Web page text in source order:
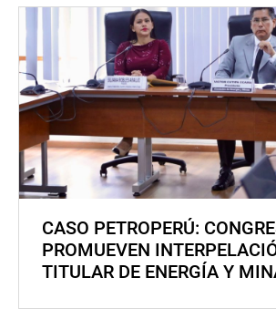
CASO PETROPERÚ:
PROMUEVEN
TITULAR DE ENERGÍA Y